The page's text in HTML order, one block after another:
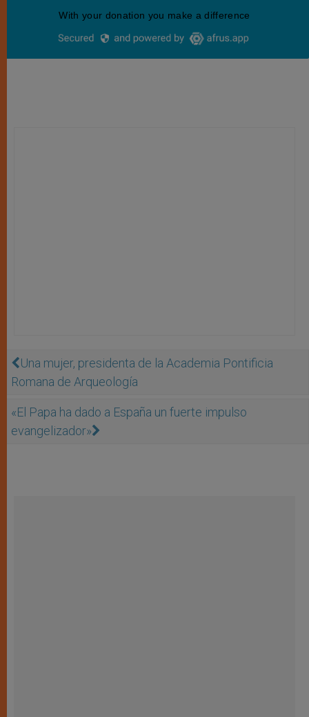
Una mujer, presidenta de la Academia Pontificia
Romana de Arqueología
«El Papa ha dado a España un fuerte impulso
evangelizador»